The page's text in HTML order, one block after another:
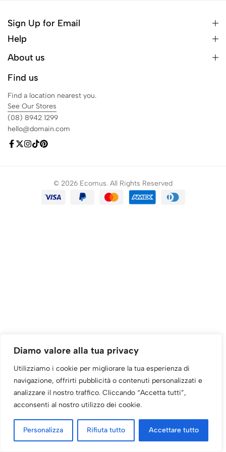
Diamo valore alla tua privacy
Utilizziamo i cookie per migliorare la tua esperienza di
navigazione, offrirti pubblicità o contenuti personalizzati e
analizzare il nostro traffico. Cliccando “Accetta tutti”,
acconsenti al nostro utilizzo dei cookie.
Personalizza Rifiuta tutto Accettare tutto
Sign Up for Email
Help
About us
Find us
Find a location nearest you.
See Our Stores
(08) 8942 1299
hello@domain.com
© 2026 Ecomus. All Rights Reserved